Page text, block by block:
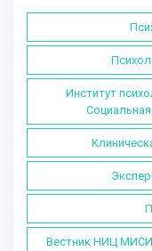
Институт
Вестник НИЦ